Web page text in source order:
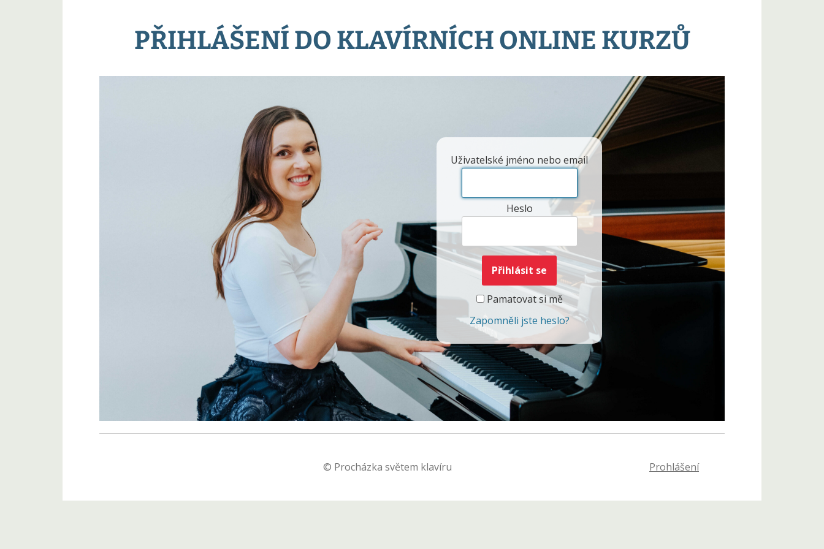
PŘIHLÁŠENÍ DO KLAVÍRNÍCH ONLINE KURZŮ
Uživatelské jméno nebo email
Heslo
Pamatovat si mě
Zapomněli jste heslo?
© Procházka světem klavíru Prohlášení